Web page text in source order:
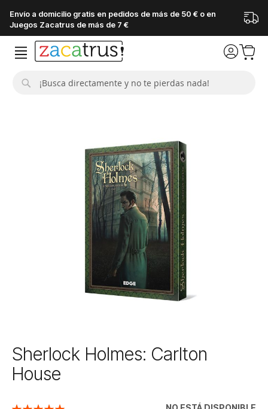
Envío a domicilio gratis en pedidos de más de 50 € o en
Juegos Zacatrus de más de 7 €
Saltar
al
comienzo
Sherlock Holmes: Carlton
House